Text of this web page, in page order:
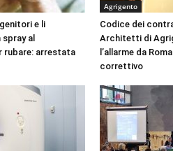
e li
al
rubare: arrestata
Agrigento
Codice dei
Architetti di
l’allarme da
correttivo